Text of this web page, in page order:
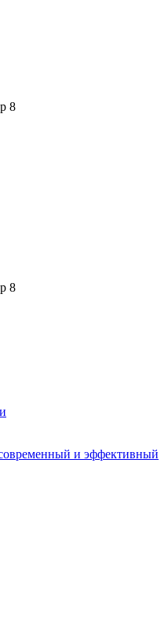
8
8
современный и эффективный